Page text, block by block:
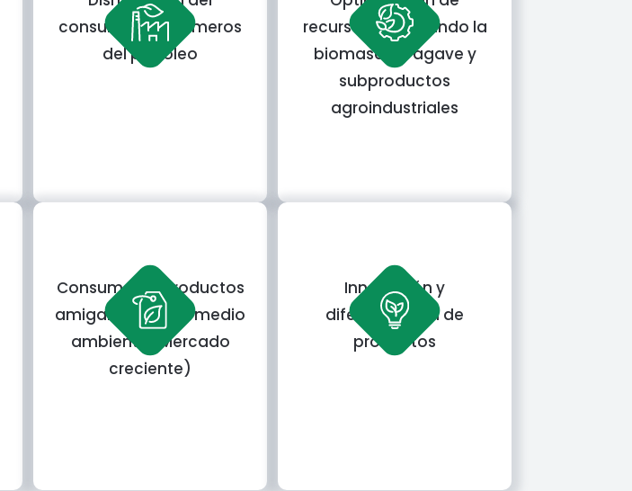
consumo de polímeros
del petróleo
recursos: reutilizando la
biomasa de agave y
subproductos
agroindustriales
Consumo de productos
amigables con el medio
ambiente (Mercado
creciente)
Innovación y
diferenciación de
productos